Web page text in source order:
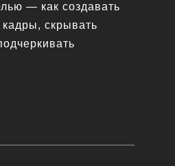
— как создавать
скрывать